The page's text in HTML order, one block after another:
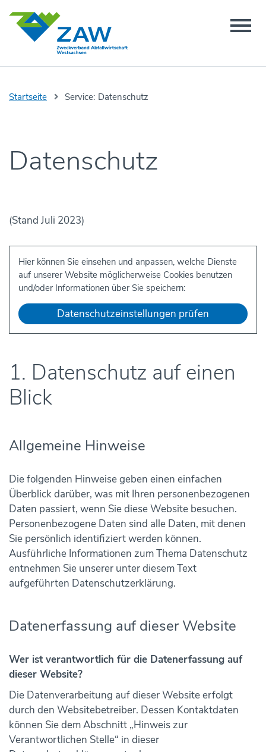
Startseite Service: Datenschutz
Datenschutz
(Stand Juli 2023)
Hier können Sie einsehen und anpassen, welche Dienste
auf unserer Website möglicherweise Cookies benutzen
und/oder Informationen über Sie speichern:
Datenschutzeinstellungen prüfen
1. Datenschutz auf einen
Blick
Allgemeine Hinweise
Die folgenden Hinweise geben einen einfachen
Überblick darüber, was mit Ihren personenbezogenen
Daten passiert, wenn Sie diese Website besuchen.
Personenbezogene Daten sind alle Daten, mit denen
Sie persönlich identifiziert werden können.
Ausführliche Informationen zum Thema Datenschutz
entnehmen Sie unserer unter diesem Text
aufgeführten Datenschutzerklärung.
Datenerfassung auf dieser Website
Wer ist verantwortlich für die Datenerfassung auf
dieser Website?
Die Datenverarbeitung auf dieser Website erfolgt
durch den Websitebetreiber. Dessen Kontaktdaten
können Sie dem Abschnitt „Hinweis zur
Verantwortlichen Stelle“ in dieser